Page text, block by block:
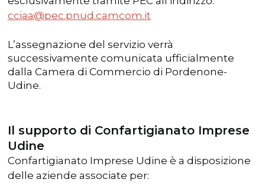
cciaa@pec.pnud.camcom.it
L’assegnazione del servizio verrà
successivamente comunicata ufficialmente
dalla Camera di Commercio di Pordenone-
Udine.
Il supporto di Confartigianato Imprese
Udine
Confartigianato Imprese Udine è a disposizione
delle aziende associate per: